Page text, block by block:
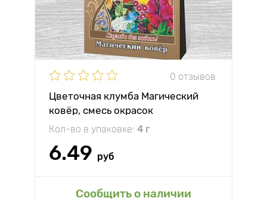
0 отзывов
Цветочная клумба Магический
ковёр, смесь окрасок
Кол-во в упаковке: 4 г
6.49 руб
Сообщить о наличии